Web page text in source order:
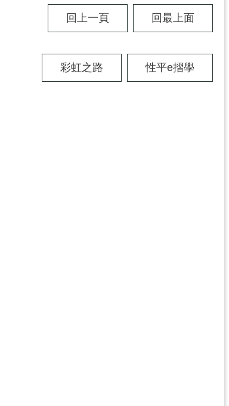
回上一頁 回最上面
彩虹之路 性平e摺學